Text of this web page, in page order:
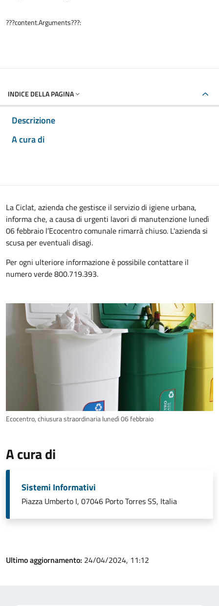
???content.Arguments???:
INDICE DELLA PAGINA
Descrizione
A cura di
La Ciclat, azienda che gestisce il servizio di igiene urbana,
informa che, a causa di urgenti lavori di manutenzione lunedì
06 febbraio l’Ecocentro comunale rimarrà chiuso. L'azienda si
scusa per eventuali disagi.
Per ogni ulteriore informazione è possibile contattare il
numero verde 800.719.393.
Ecocentro, chiusura straordinaria lunedì 06 febbraio
A cura di
Sistemi Informativi
Piazza Umberto I, 07046 Porto Torres SS, Italia
Ultimo aggiornamento: 24/04/2024, 11:12